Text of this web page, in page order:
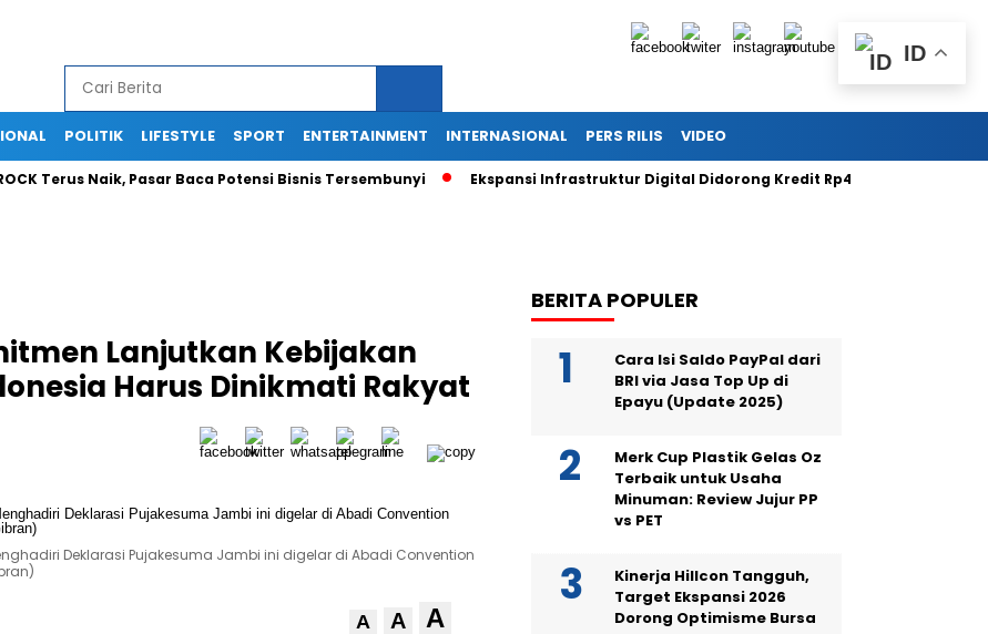
POLITIK LIFESTYLE SPORT ENTERTAINMENT INTERNASIONAL PERS RILIS VIDEO
Naik, Pasar Baca Potensi Bisnis Tersembunyi Ekspansi Infrastruktur Digital Didorong Kredit Rp400 Miliar TOWR dari
Lanjutkan Kebijakan
Harus Dinikmati Rakyat
Deklarasi Pujakesuma Jambi ini digelar di Abadi Convention
A A A
BERITA POPULER
Cara Isi Saldo PayPal dari
BRI via Jasa Top Up di
Epayu (Update 2025)
Merk Cup Plastik Gelas Oz
Terbaik untuk Usaha
Minuman: Review Jujur PP
vs PET
Kinerja Hillcon Tangguh,
Target Ekspansi 2026
Dorong Optimisme Bursa
ID